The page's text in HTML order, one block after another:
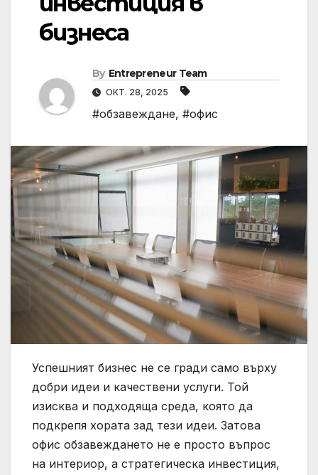
бизнеса
By Entrepreneur Team
ОКТ. 28, 2025
#обзавеждане, #офис
Успешният бизнес не се гради само върху
добри идеи и качествени услуги. Той
изисква и подходяща среда, която да
подкрепя хората зад тези идеи. Затова
офис обзавеждането не е просто въпрос
на интериор, а стратегическа инвестиция,